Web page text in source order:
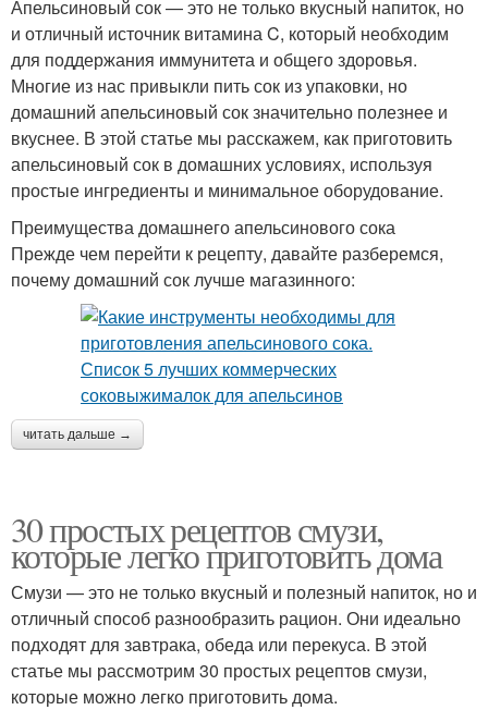
Апельсиновый сок — это не только вкусный напиток, но
и отличный источник витамина C, который необходим
для поддержания иммунитета и общего здоровья.
Многие из нас привыкли пить сок из упаковки, но
домашний апельсиновый сок значительно полезнее и
вкуснее. В этой статье мы расскажем, как приготовить
апельсиновый сок в домашних условиях, используя
простые ингредиенты и минимальное оборудование.
Преимущества домашнего апельсинового сока
Прежде чем перейти к рецепту, давайте разберемся,
почему домашний сок лучше магазинного:
читать дальше →
30 простых рецептов смузи,
которые легко приготовить дома
Смузи — это не только вкусный и полезный напиток, но и
отличный способ разнообразить рацион. Они идеально
подходят для завтрака, обеда или перекуса. В этой
статье мы рассмотрим 30 простых рецептов смузи,
которые можно легко приготовить дома.